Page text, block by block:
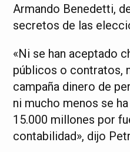
Armando Benedetti,
secretos de las
«Ni se han aceptado
públicos o contratos,
campaña dinero de
ni mucho menos se
15.000 millones por
contabilidad», dijo